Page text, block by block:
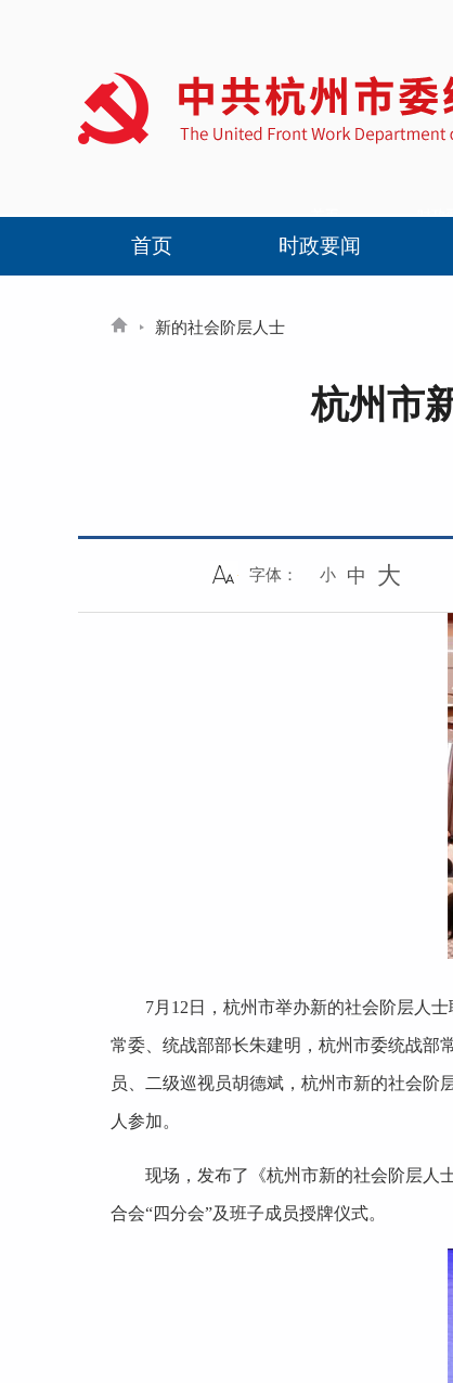
首页 时政要闻
新的社会阶层人士
杭州市
字体： 小 中 大
7月12日，杭州市举办新的社会阶层人
常委、统战部部长朱建明，杭州市委统战部
员、二级巡视员胡德斌，杭州市新的社会阶
人参加。
现场，发布了《杭州市新的社会阶层人
合会“四分会”及班子成员授牌仪式。